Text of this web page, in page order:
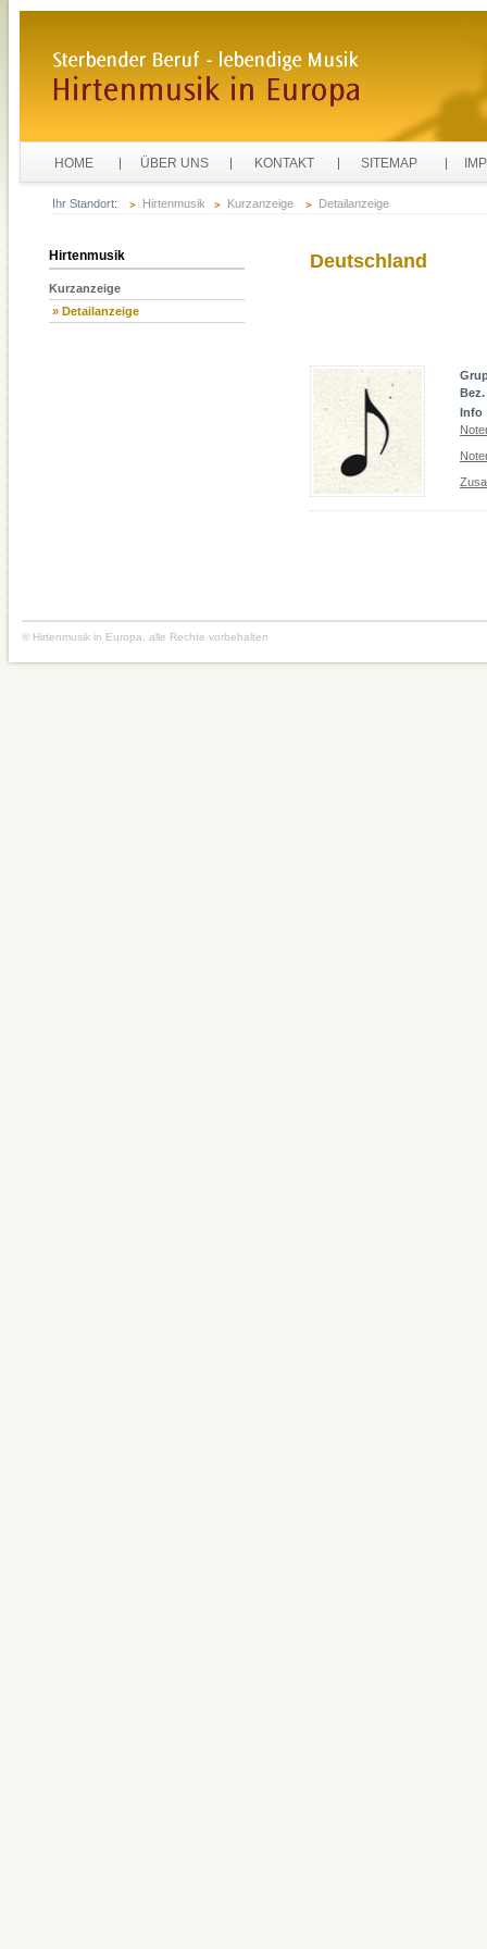
HOME ÜBER UNS KONTAKT SITEMAP
Ihr Standort: Hirtenmusik Kurzanzeige Detailanzeige
Hirtenmusik
Kurzanzeige
» Detailanzeige
Deutschland
Bez.
Info
© Hirtenmusik in Europa, alle Rechte vorbehalten